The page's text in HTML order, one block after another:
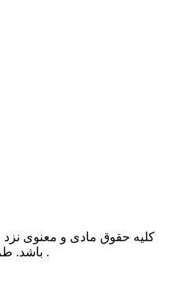
کلیه حقوق مادی و معنوی
باشد. .